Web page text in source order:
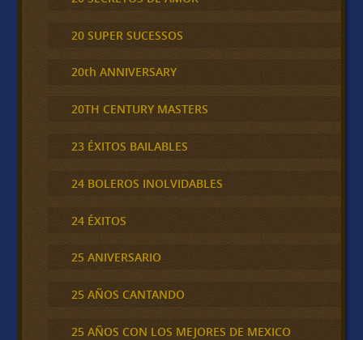
20 SUPER SUCESSOS
20th ANNIVERSARY
20TH CENTURY MASTERS
23 ÉXITOS BAILABLES
24 BOLEROS INOLVIDABLES
24 ÉXITOS
25 ANIVERSARIO
25 AÑOS CANTANDO
25 AÑOS CON LOS MEJORES DE MEXICO